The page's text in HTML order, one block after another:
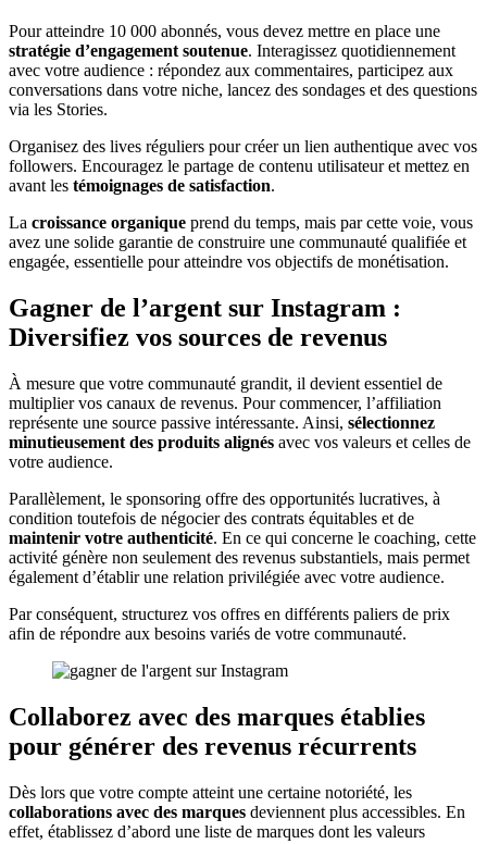
Pour atteindre 10 000 abonnés, vous devez mettre en place une
stratégie d’engagement soutenue. Interagissez quotidiennement
avec votre audience : répondez aux commentaires, participez aux
conversations dans votre niche, lancez des sondages et des questions
via les Stories.
Organisez des lives réguliers pour créer un lien authentique avec vos
followers. Encouragez le partage de contenu utilisateur et mettez en
avant les témoignages de satisfaction.
La croissance organique prend du temps, mais par cette voie, vous
avez une solide garantie de construire une communauté qualifiée et
engagée, essentielle pour atteindre vos objectifs de monétisation.
Gagner de l’argent sur Instagram :
Diversifiez vos sources de revenus
À mesure que votre communauté grandit, il devient essentiel de
multiplier vos canaux de revenus. Pour commencer, l’affiliation
représente une source passive intéressante. Ainsi, sélectionnez
minutieusement des produits alignés avec vos valeurs et celles de
votre audience.
Parallèlement, le sponsoring offre des opportunités lucratives, à
condition toutefois de négocier des contrats équitables et de
maintenir votre authenticité. En ce qui concerne le coaching, cette
activité génère non seulement des revenus substantiels, mais permet
également d’établir une relation privilégiée avec votre audience.
Par conséquent, structurez vos offres en différents paliers de prix
afin de répondre aux besoins variés de votre communauté.
Collaborez avec des marques établies
pour générer des revenus récurrents
Dès lors que votre compte atteint une certaine notoriété, les
collaborations avec des marques deviennent plus accessibles. En
effet, établissez d’abord une liste de marques dont les valeurs